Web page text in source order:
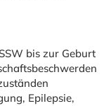
bis zur Geburt
Epilepsie,